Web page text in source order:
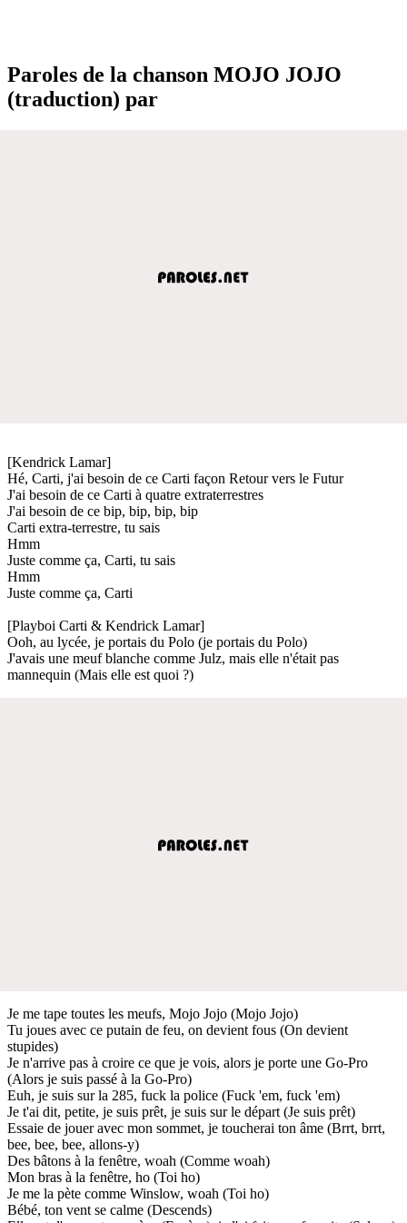
Paroles de la chanson MOJO JOJO
(traduction) par
[Kendrick Lamar]
Hé, Carti, j'ai besoin de ce Carti façon Retour vers le Futur
J'ai besoin de ce Carti à quatre extraterrestres
J'ai besoin de ce bip, bip, bip, bip
Carti extra-terrestre, tu sais
Hmm
Juste comme ça, Carti, tu sais
Hmm
Juste comme ça, Carti
[Playboi Carti & Kendrick Lamar]
Ooh, au lycée, je portais du Polo (je portais du Polo)
J'avais une meuf blanche comme Julz, mais elle n'était pas
mannequin (Mais elle est quoi ?)
Je me tape toutes les meufs, Mojo Jojo (Mojo Jojo)
Tu joues avec ce putain de feu, on devient fous (On devient
stupides)
Je n'arrive pas à croire ce que je vois, alors je porte une Go-Pro
(Alors je suis passé à la Go-Pro)
Euh, je suis sur la 285, fuck la police (Fuck 'em, fuck 'em)
Je t'ai dit, petite, je suis prêt, je suis sur le départ (Je suis prêt)
Essaie de jouer avec mon sommet, je toucherai ton âme (Brrt, brrt,
bee, bee, bee, allons-y)
Des bâtons à la fenêtre, woah (Comme woah)
Mon bras à la fenêtre, ho (Toi ho)
Je me la pète comme Winslow, woah (Toi ho)
Bébé, ton vent se calme (Descends)